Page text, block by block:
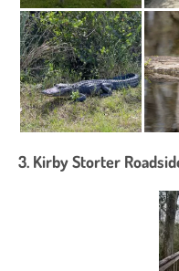
3. Kirby Storter